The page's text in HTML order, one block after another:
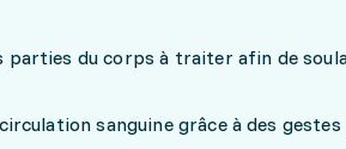
parties du corps à traiter afin de
sanguine grâce à des